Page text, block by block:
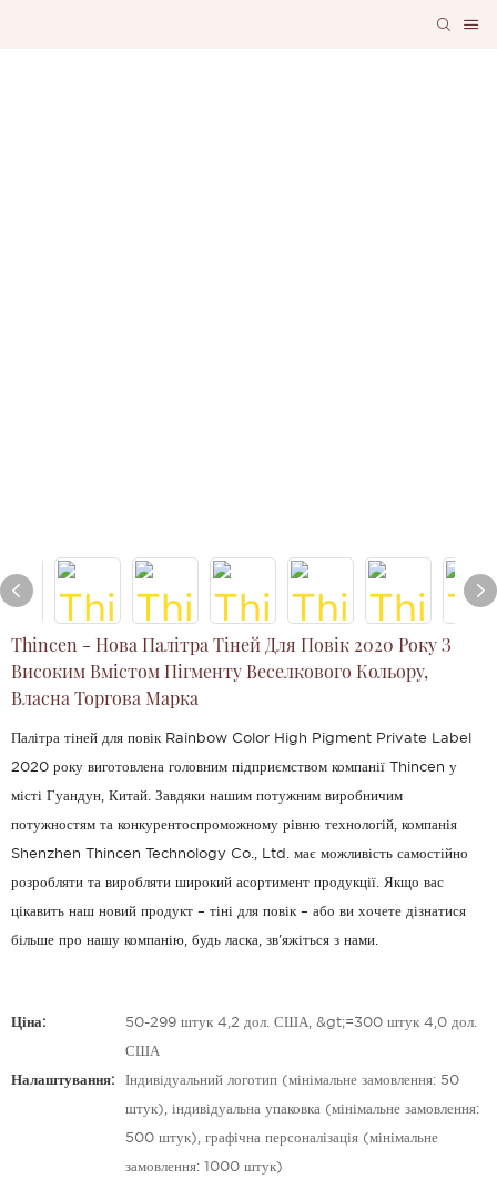
Thincen - Нова Палітра Тіней Для Повік 2020 Року З
Високим Вмістом Пігменту Веселкового Кольору,
Власна Торгова Марка
Палітра тіней для повік Rainbow Color High Pigment Private Label
2020 року виготовлена ​​головним підприємством компанії Thincen у
місті Гуандун, Китай. Завдяки нашим потужним виробничим
потужностям та конкурентоспроможному рівню технологій, компанія
Shenzhen Thincen Technology Co., Ltd. має можливість самостійно
розробляти та виробляти широкий асортимент продукції. Якщо вас
цікавить наш новий продукт – тіні для повік – або ви хочете дізнатися
більше про нашу компанію, будь ласка, зв'яжіться з нами.
Ціна: 50-299 штук 4,2 дол. США, &gt;=300 штук 4,0 дол.
США
Налаштування: Індивідуальний логотип (мінімальне замовлення: 50
штук), індивідуальна упаковка (мінімальне замовлення:
500 штук), графічна персоналізація (мінімальне
замовлення: 1000 штук)